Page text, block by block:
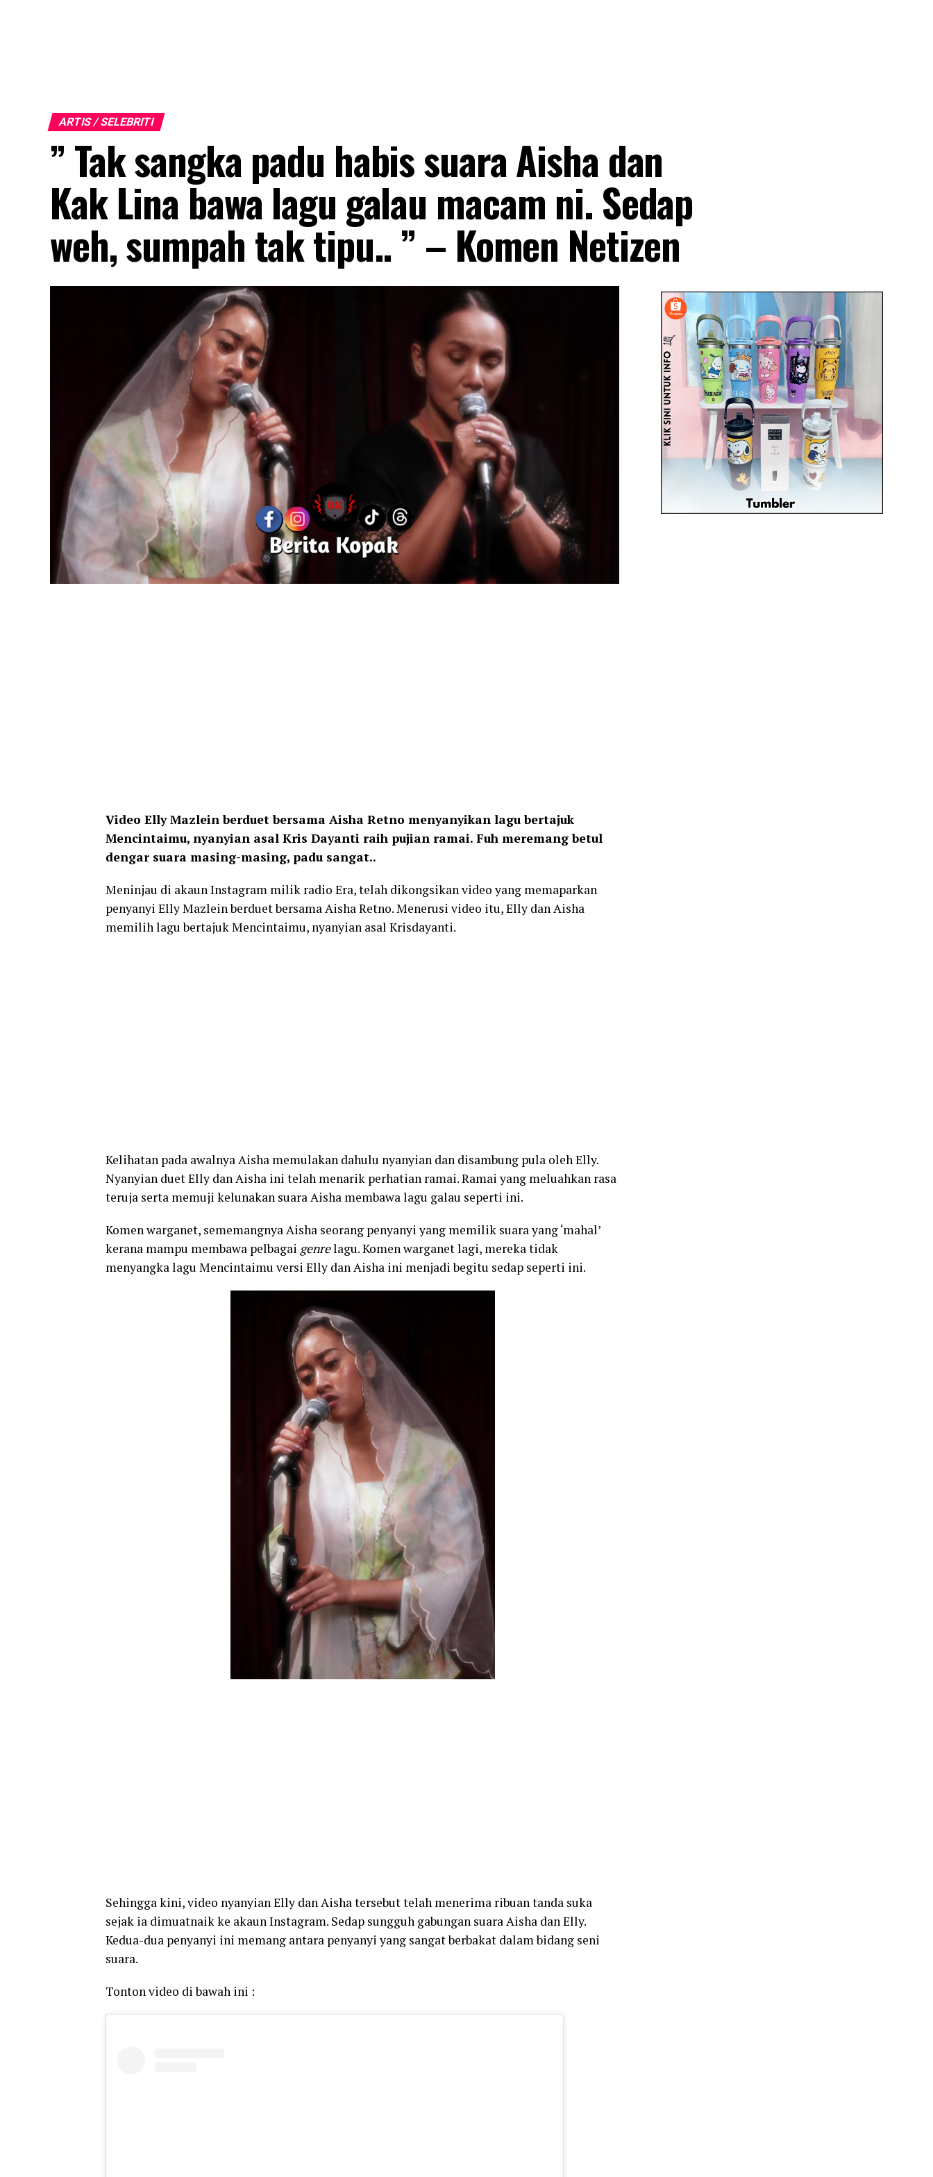
ARTIS / SELEBRITI
” Tak sangka padu habis suara Aisha dan
Kak Lina bawa lagu galau macam ni. Sedap
weh, sumpah tak tipu.. ” – Komen Netizen
Video Elly Mazlein berduet bersama Aisha Retno menyanyikan lagu bertajuk
Mencintaimu, nyanyian asal Kris Dayanti raih pujian ramai. Fuh meremang betul
dengar suara masing-masing, padu sangat..
Meninjau di akaun Instagram milik radio Era, telah dikongsikan video yang memaparkan
penyanyi Elly Mazlein berduet bersama Aisha Retno. Menerusi video itu, Elly dan Aisha
memilih lagu bertajuk Mencintaimu, nyanyian asal Krisdayanti.
Kelihatan pada awalnya Aisha memulakan dahulu nyanyian dan disambung pula oleh Elly.
Nyanyian duet Elly dan Aisha ini telah menarik perhatian ramai. Ramai yang meluahkan rasa
teruja serta memuji kelunakan suara Aisha membawa lagu galau seperti ini.
Komen warganet, sememangnya Aisha seorang penyanyi yang memilik suara yang ‘mahal’
kerana mampu membawa pelbagai genrelagu. Komen warganet lagi, mereka tidak
menyangka lagu Mencintaimu versi Elly dan Aisha ini menjadi begitu sedap seperti ini.
Sehingga kini, video nyanyian Elly dan Aisha tersebut telah menerima ribuan tanda suka
sejak ia dimuatnaik ke akaun Instagram. Sedap sungguh gabungan suara Aisha dan Elly.
Kedua-dua penyanyi ini memang antara penyanyi yang sangat berbakat dalam bidang seni
suara.
Tonton video di bawah ini :